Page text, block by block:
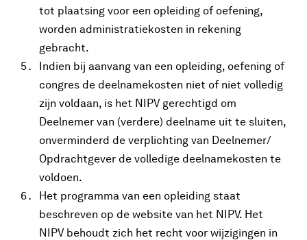
tot plaatsing voor een opleiding of oefening,
worden administratiekosten in rekening
gebracht.
Indien bij aanvang van een opleiding, oefening of
congres de deelnamekosten niet of niet volledig
zijn voldaan, is het NIPV gerechtigd om
Deelnemer van (verdere) deelname uit te sluiten,
onverminderd de verplichting van Deelnemer/
Opdrachtgever de volledige deelnamekosten te
voldoen.
Het programma van een opleiding staat
beschreven op de website van het NIPV. Het
NIPV behoudt zich het recht voor wijzigingen in